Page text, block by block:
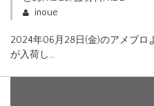
inoue
2024年06月28日(金)のアメブロ
が入荷し…